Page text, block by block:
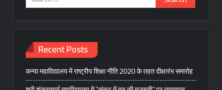
for:
Recent Posts
कन्या महाविद्यालय में राष्ट्रीय शिक्षा नीति 2020 के तहत दीक्षारंभ समारोह